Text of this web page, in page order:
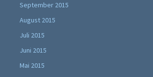
September 2015
August 2015
Juli 2015
Juni 2015
Mai 2015